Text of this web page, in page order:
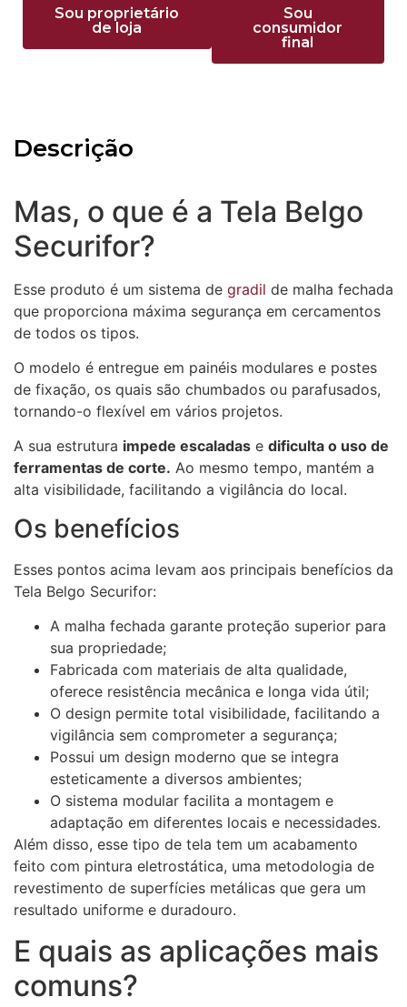
Sou proprietário
de loja
Sou
consumidor
final
Descrição
Mas, o que é a Tela Belgo
Securifor?
Esse produto é um sistema de gradil de malha fechada
que proporciona máxima segurança em cercamentos
de todos os tipos.
O modelo é entregue em painéis modulares e postes
de fixação, os quais são chumbados ou parafusados,
tornando-o flexível em vários projetos.
A sua estrutura impede escaladas e dificulta o uso de
ferramentas de corte. Ao mesmo tempo, mantém a
alta visibilidade, facilitando a vigilância do local.
Os benefícios
Esses pontos acima levam aos principais benefícios da
Tela Belgo Securifor:
A malha fechada garante proteção superior para
sua propriedade;
Fabricada com materiais de alta qualidade,
oferece resistência mecânica e longa vida útil;
O design permite total visibilidade, facilitando a
vigilância sem comprometer a segurança;
Possui um design moderno que se integra
esteticamente a diversos ambientes;
O sistema modular facilita a montagem e
adaptação em diferentes locais e necessidades.
Além disso, esse tipo de tela tem um acabamento
feito com pintura eletrostática, uma metodologia de
revestimento de superfícies metálicas que gera um
resultado uniforme e duradouro.
E quais as aplicações mais
comuns?